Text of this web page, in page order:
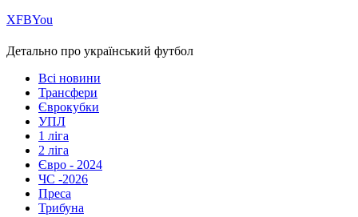
ХFBYou
Детально про український футбол
Всі новини
Трансфери
Єврокубки
УПЛ
1 ліга
2 ліга
Євро - 2024
ЧС -2026
Преса
Трибуна